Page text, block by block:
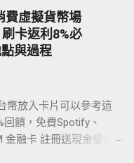
昂，更致命的是—— 你極
致銀行帳戶被凍結
，最聰明、最安全的變
張加密貨幣信用卡 ！無
動從你的加密錢包扣
10% 的現金回饋。今
實測了市面上討論度
費虛擬貨幣場
卡返利8%必
與過程
幣放入卡片可以參考這
回饋，免費Spotify、
金融卡 註冊送現金優惠&